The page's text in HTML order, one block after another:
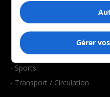
- Éducation
- Environnement
- Faits divers
- Santé et bien-être
- Sports
- Transport / Circulation
Gérer